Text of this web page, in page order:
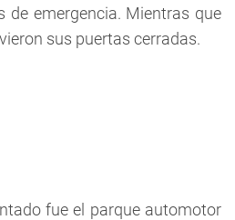
de emergencia. Mientras que
sus puertas cerradas.
fue el parque automotor